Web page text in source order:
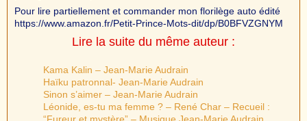
Pour lire partiellement et commander mon florilège auto édité
https://www.amazon.fr/Petit-Prince-Mots-dit/dp/B0BFVZGNYM
Lire la suite du même auteur :
Kama Kalin – Jean-Marie Audrain
Haïku patronnal- Jean-Marie Audrain
Sinon s’aimer – Jean-Marie Audrain
Léonide, es-tu ma femme ? – René Char – Recueil :
“Fureur et mystère” – Musique Jean-Marie Audrain